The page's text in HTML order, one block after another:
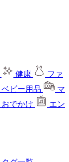
健康
ファ
ベビー用品
マ
おでかけ
エン